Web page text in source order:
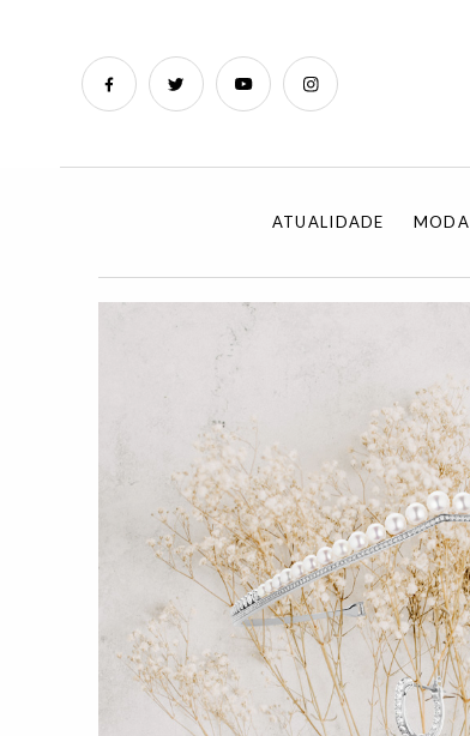
ATUALIDADE MODA